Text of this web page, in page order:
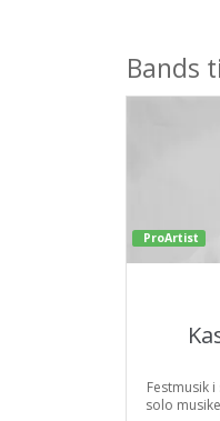
Bands
ProArtist
Festmusik
solo